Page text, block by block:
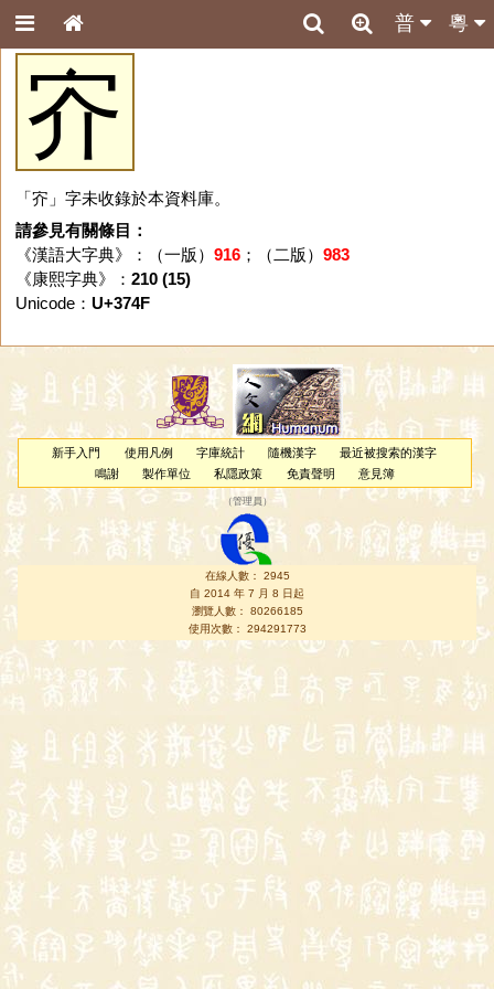
粵
普
㝏
「㝏」字未收錄於本資料庫。
請參見有關條目：
《漢語大字典》：（一版） 916；（二版） 983
《康熙字典》： 210 (15)
Unicode： U+374F
新手入門 使用凡例 字庫統計 隨機漢字
最近被搜索的漢字
鳴謝
製作單位 私隱政策 免責聲明 意見簿
（管理員 ）
在線人數： 2945
自 2014 年 7 月 8 日起
瀏覽人數： 80266185
使用次數： 294291773